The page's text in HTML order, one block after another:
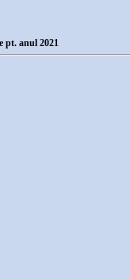
anul 2021